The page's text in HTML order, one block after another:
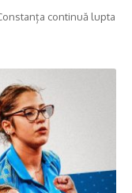
continuă lupta